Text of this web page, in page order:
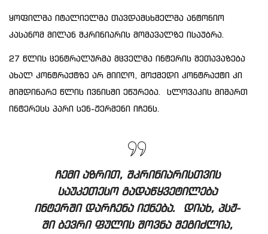
ყოფილმა იტალიელმა თავდამსხმელმა ანტონიო
კასანომ მილან შკრინიარის მომავალზე ისაუბრა.
27 წლის ცენტრალურმა მცველმა ინტერის შეთავაზება
ახალ კონტრაქტზე არ მიიღო, მოქმედი კონტრაქტი კი
მიმდინარე წლის ივნისში ეწურება. სლოვაკის მიმართ
ინტერესს პარი სენ-ჟერმენი იჩენს.
ჩემი აზრით, შკრინიარისთვის
საუკეთესო გადაწყვეტილება
ინტერში დარჩენა იქნება. დიახ, პსჟ-
ში ბევრი ფულის შოვნა შეგიძლია,